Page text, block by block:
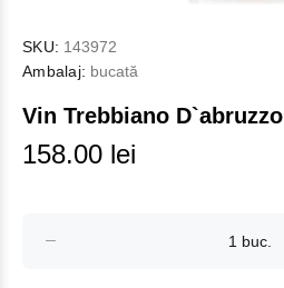
SKU: 143972
Ambalaj: bucată
Vin Trebbiano
158.00 lei